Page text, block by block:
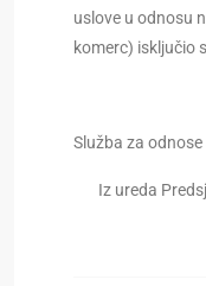
uslove u odnosu
komerc) isključio
Služba za
Iz ureda